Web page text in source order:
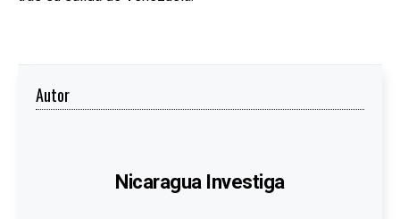
Autor
Nicaragua Investiga